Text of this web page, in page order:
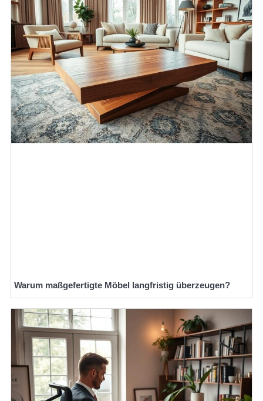
Warum maßgefertigte Möbel langfristig überzeugen?